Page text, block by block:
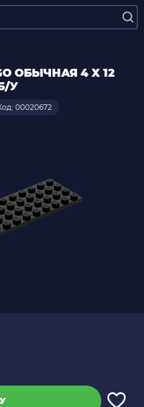
ОБЫЧНАЯ 4 X 12
У
00020672